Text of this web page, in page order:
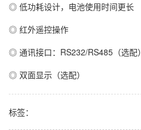
◎ 低功耗设计，电池使用时间更长
◎ 红外遥控操作
◎ 通讯接口：RS232/RS485（选配）
◎ 双面显示（选配）
标签：